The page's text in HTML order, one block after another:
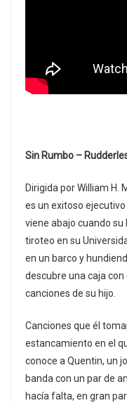
Sin Rumbo –
Dirigida por William H.
es un exitoso
viene abajo cuando
tiroteo en su
en un barco y
descubre una caja
canciones de su hijo.
Canciones que él
estancamiento en el
conoce a Quentin, un
banda con un par de
hacía falta, en gran